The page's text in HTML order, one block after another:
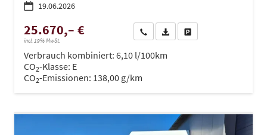
19.06.2026
25.670,– €
incl. 19% MwSt.
Wir rufen Sie anPDF-Datei, Fahrzeugexposé
Verbrauch kombiniert: 6,10 l/100km
CO2-Klasse: E
CO2-Emissionen: 138,00 g/km